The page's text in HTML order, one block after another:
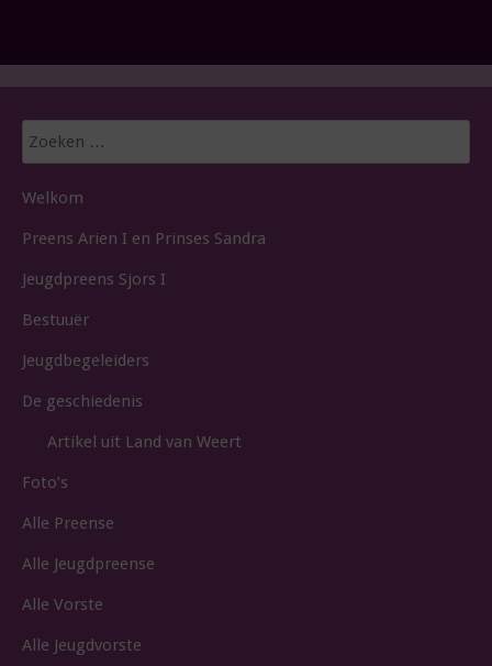
Zoeken
Welkom
Preens Arien I en Prinses Sandra
Jeugdpreens Sjors I
Bestuuër
Jeugdbegeleiders
De geschiedenis
Artikel uit Land van Weert
Foto’s
Alle Preense
Alle Jeugdpreense
Alle Vorste
Alle Jeugdvorste